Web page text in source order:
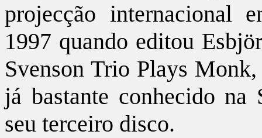
projecção internacional
1997 quando editou
Svenson Trio Plays
já bastante conhecido na
seu terceiro disco.